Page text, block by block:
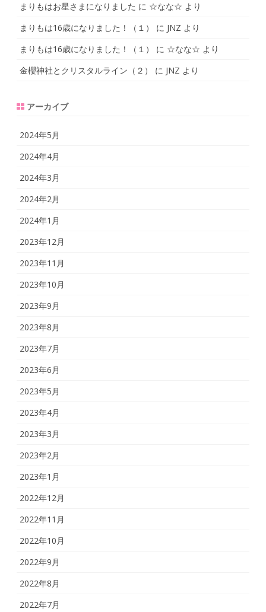
まりもはお星さまになりました に ☆なな☆ より
まりもは16歳になりました！（１）
に JNZ より
まりもは16歳になりました！（１）
に ☆なな☆ より
金櫻神社とクリスタルライン（２）
に JNZ より
アーカイブ
2024年5月
2024年4月
2024年3月
2024年2月
2024年1月
2023年12月
2023年11月
2023年10月
2023年9月
2023年8月
2023年7月
2023年6月
2023年5月
2023年4月
2023年3月
2023年2月
2023年1月
2022年12月
2022年11月
2022年10月
2022年9月
2022年8月
2022年7月